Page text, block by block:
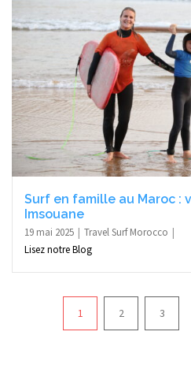
Surf en famille au Maroc :
Imsouane
19 mai 2025
Travel Surf Morocco
Lisez notre Blog
Pagination
1 2 3